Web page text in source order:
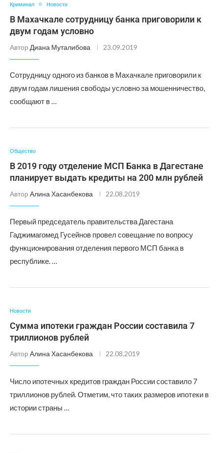
Криминал Новости
В Махачкале сотрудницу банка приговорили к
двум годам условно
Автор Диана Муталибова 23.09.2019
Сотрудницу одного из банков в Махачкале приговорили к
двум годам лишения свободы условно за мошенничество,
сообщают в …
Общество
В 2019 году отделение МСП Банка в Дагестане
планирует выдать кредиты на 200 млн рублей
Автор Алина Хасанбекова 22.08.2019
Первый председатель правительства Дагестана
Гаджимагомед Гусейнов провел совещание по вопросу
функционирования отделения первого МСП банка в
республике. …
Новости
Сумма ипотеки граждан России составила 7
триллионов рублей
Автор Алина Хасанбекова 22.08.2019
Число ипотечных кредитов граждан России составило 7
триллионов рублей. Отметим, что таких размеров ипотеки в
истории страны …